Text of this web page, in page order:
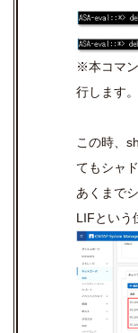
※本コマ
行します。
この時、
てもシャ
あくまで
LIFという